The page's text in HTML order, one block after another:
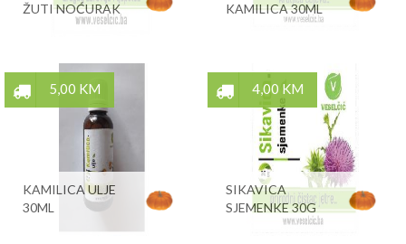
ŽUTI NOĆURAK
KAMILICA 30ML
5,00 KM
KAMILICA ULJE
30ML
4,00 KM
SIKAVICA
SJEMENKE 30G